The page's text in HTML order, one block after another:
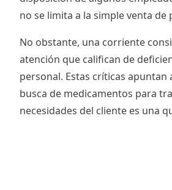
no se limita a la simple venta
No obstante, una corriente
atención que califican de
personal. Estas críticas
busca de medicamentos para
necesidades del cliente es una